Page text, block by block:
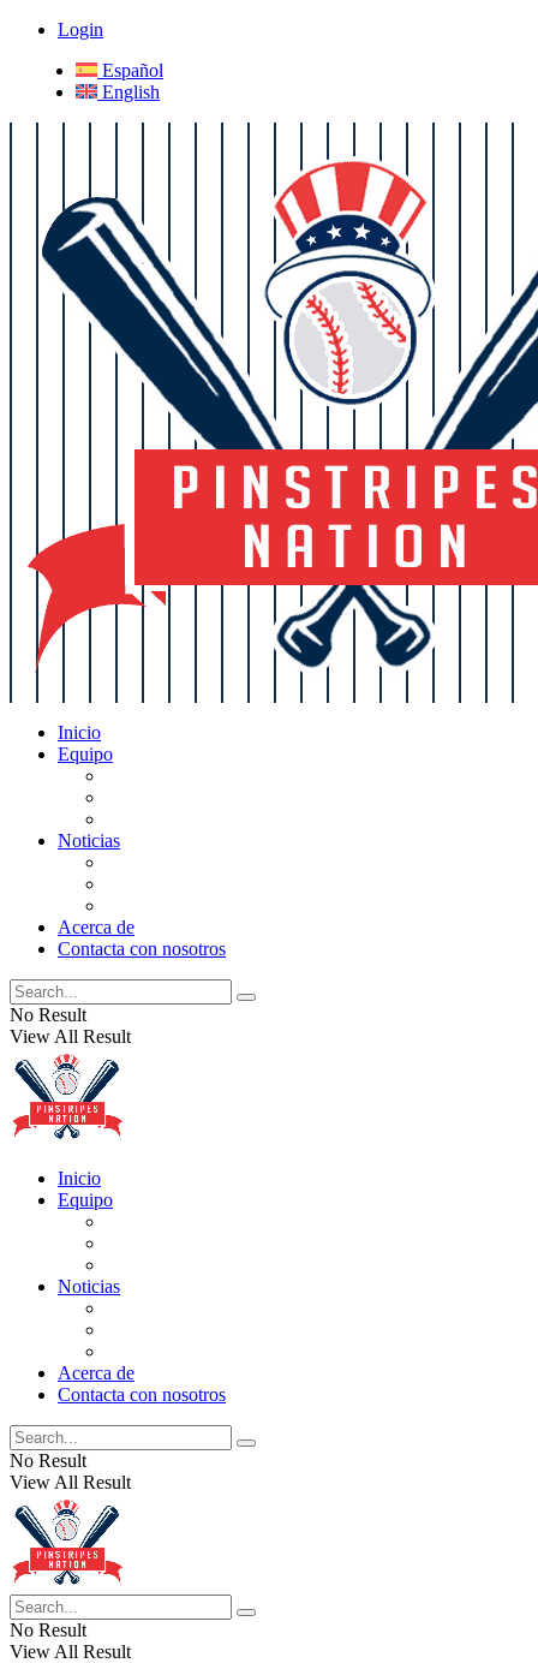
Login
Español
English
Inicio
Equipo
Noticias
Acerca de
Contacta con nosotros
No Result
View All Result
Inicio
Equipo
Noticias
Acerca de
Contacta con nosotros
No Result
View All Result
No Result
View All Result